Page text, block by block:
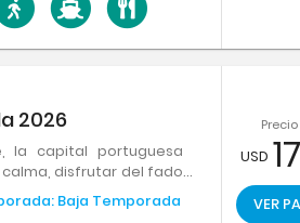
2026
la capital portuguesa
disfrutar del fado
sabores auténticos en
Baja Temporada
USD
VER